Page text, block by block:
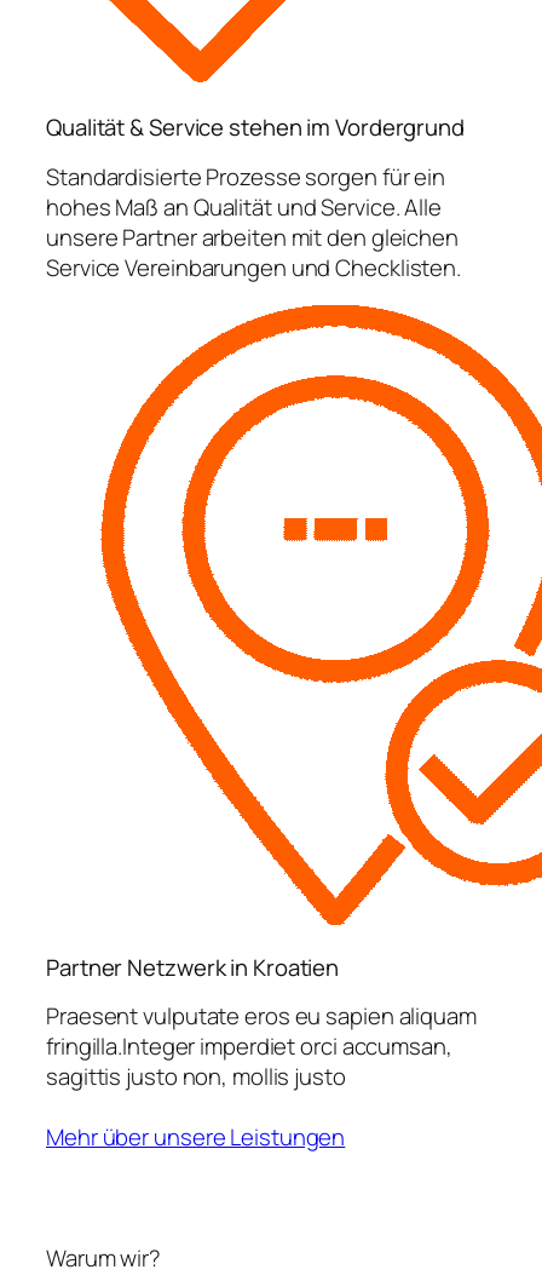
Qualität & Service stehen im Vordergrund
Standardisierte Prozesse sorgen für ein
hohes Maß an Qualität und Service. Alle
unsere Partner arbeiten mit den gleichen
Service Vereinbarungen und Checklisten.
Partner Netzwerk in Kroatien
Praesent vulputate eros eu sapien aliquam
fringilla.Integer imperdiet orci accumsan,
sagittis justo non, mollis justo
Mehr über unsere Leistungen
Warum wir?